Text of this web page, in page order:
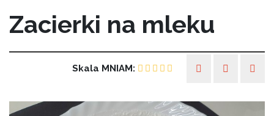
Zacierki na mleku
Skala MNIAM: